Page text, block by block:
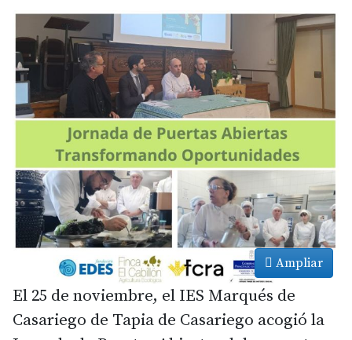
Ampliar
El 25 de noviembre, el IES Marqués de
Casariego de Tapia de Casariego acogió la